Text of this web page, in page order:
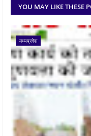
YOU MAY LIKE THESE
मध्यप्रदेश